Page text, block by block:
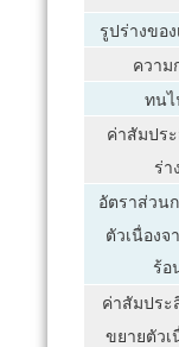
รูปร่างขอ
ความ
ทนไ
ค่าสัมปร
ร่าง
อัตราส่วน
ตัวเนื่องจ
ร้อ
ค่าสัมประ
ขยายตัวเ